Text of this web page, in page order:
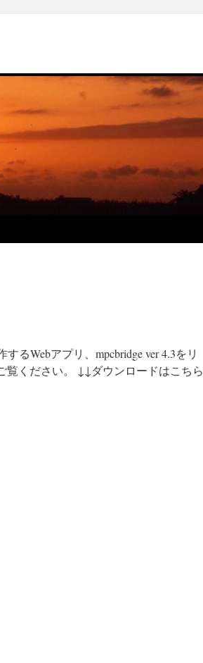
るWebアプリ、mpcbridge ver 4.3をリ
覧ください。 ↓↓ダウンロードはこちら